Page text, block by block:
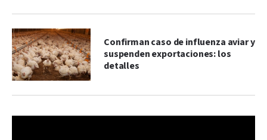
Confirman caso de influenza aviar y
suspenden exportaciones: los
detalles